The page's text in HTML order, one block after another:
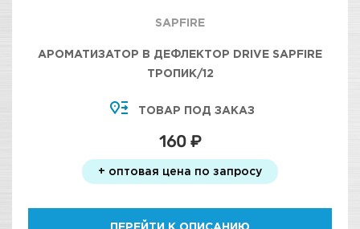
SAPFIRE
АРОМАТИЗАТОР В ДЕФЛЕКТОР DRIVE SAPFIRE
ТРОПИК/12
ТОВАР ПОД ЗАКАЗ
160 ₽
+ оптовая цена по запросу
ПЕРЕЙТИ К ОПИСАНИЮ